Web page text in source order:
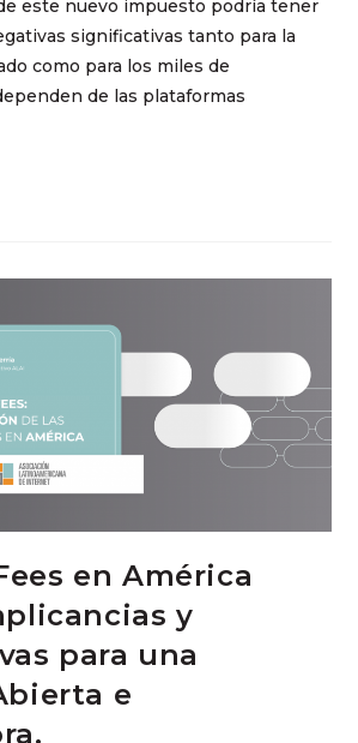
este nuevo impuesto podría tener
significativas tanto para la
como para los miles de
de las plataformas
en América
y
para una
e